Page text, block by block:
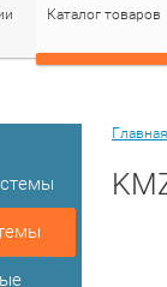
Каталог товаров
Главная